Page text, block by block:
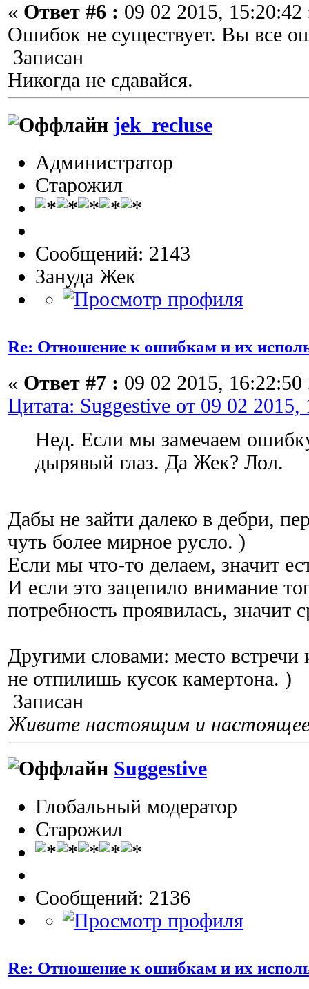
« Ответ #6 : 09 02 2015, 15:20:42
Ошибок не существует. Вы все
Записан
Никогда не сдавайся.
jek_recluse
Администратор
Старожил
Сообщений: 2143
Зануда Жек
Re: Отношение к ошибкам и их
« Ответ #7 : 09 02 2015, 16:22:50
Цитата: Suggestive от 09 02 2015,
Нед. Если мы замечаем
дырявый глаз. Да Жек? Лол.
Дабы не зайти далеко в дебри,
чуть более мирное русло. )
Если мы что-то делаем, значит
И если это зацепило внимание
потребность проявилась, значит
Другими словами: место встречи
не отпилишь кусок камертона. )
Записан
Живите настоящим и
Suggestive
Глобальный модератор
Старожил
Сообщений: 2136
Re: Отношение к ошибкам и их